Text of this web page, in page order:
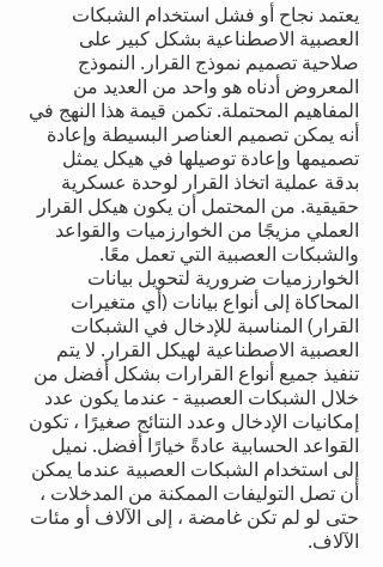
يعتمد نجاح أو فشل استخدام الشبكات
العصبية الاصطناعية بشكل كبير على
صلاحية تصميم نموذج القرار. النموذج
المعروض أدناه هو واحد من العديد من
المفاهيم المحتملة. تكمن قيمة هذا النهج في
أنه يمكن تصميم العناصر البسيطة وإعادة
تصميمها وإعادة توصيلها في هيكل يمثل
بدقة عملية اتخاذ القرار لوحدة عسكرية
حقيقية. من المحتمل أن يكون هيكل القرار
العملي مزيجًا من الخوارزميات والقواعد
والشبكات العصبية التي تعمل معًا.
الخوارزميات ضرورية لتحويل بيانات
المحاكاة إلى أنواع بيانات (أي متغيرات
القرار) المناسبة للإدخال في الشبكات
العصبية الاصطناعية لهيكل القرار. لا يتم
تنفيذ جميع أنواع القرارات بشكل أفضل من
خلال الشبكات العصبية - عندما يكون عدد
إمكانيات الإدخال وعدد النتائج صغيرًا ، تكون
القواعد الحسابية عادةً خيارًا أفضل. نميل
إلى استخدام الشبكات العصبية عندما يمكن
أن تصل التوليفات الممكنة من المدخلات ،
حتى لو لم تكن غامضة ، إلى الآلاف أو مئات
الآلاف.